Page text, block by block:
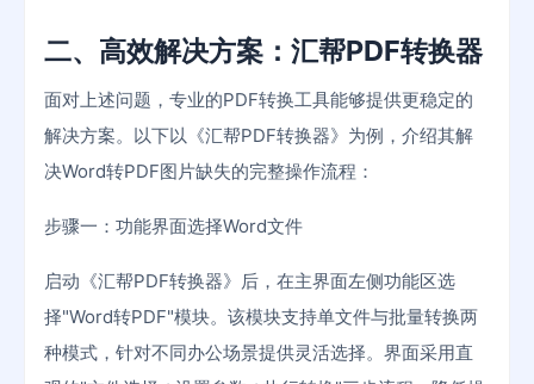
二、高效解决方案：汇帮PDF转换器
面对上述问题，专业的PDF转换工具能够提供更稳定的
解决方案。以下以《汇帮PDF转换器》为例，介绍其解
决Word转PDF图片缺失的完整操作流程：
步骤一：功能界面选择Word文件
启动《汇帮PDF转换器》后，在主界面左侧功能区选
择"Word转PDF"模块。该模块支持单文件与批量转换两
种模式，针对不同办公场景提供灵活选择。界面采用直